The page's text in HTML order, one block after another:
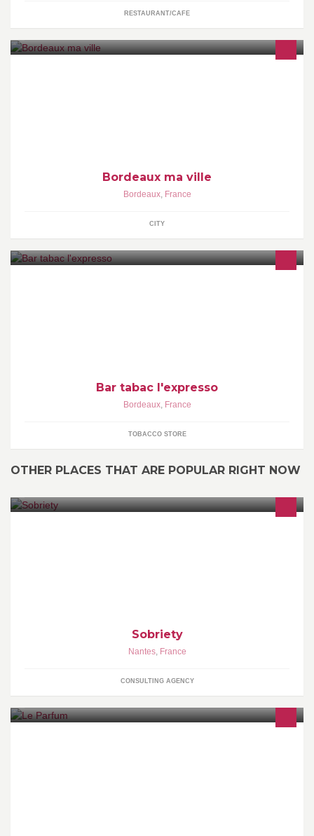
RESTAURANT/CAFE
Bordeaux ma ville
Bordeaux, France
CITY
Bar tabac l'expresso
Bordeaux, France
TOBACCO STORE
OTHER PLACES THAT ARE POPULAR RIGHT NOW
Sobriety
Nantes, France
CONSULTING AGENCY